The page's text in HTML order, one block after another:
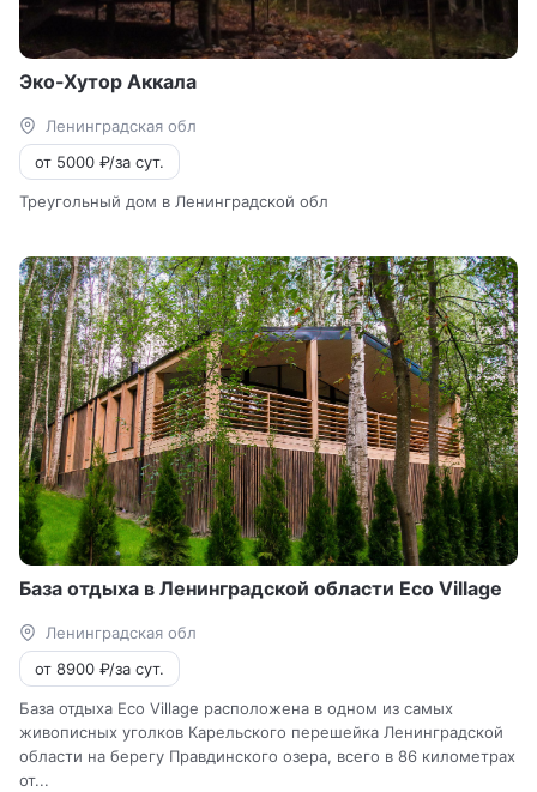
Эко-Хутор Аккала
Ленинградская обл
от 5000 ₽/за сут.
Треугольный дом в Ленинградской обл
База отдыха в Ленинградской области Eco Village
Ленинградская обл
от 8900 ₽/за сут.
База отдыха Eco Village расположена в одном из самых
живописных уголков Карельского перешейка Ленинградской
области на берегу Правдинского озера, всего в 86 километрах
от...